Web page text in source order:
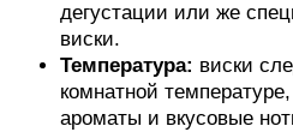
дегустации или же
виски.
Температура: виски
комнатной
ароматы и вкусовые